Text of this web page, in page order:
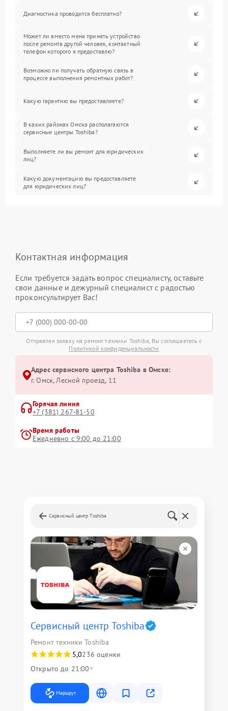
Диагностика проводится бесплатно?
Может ли вместо меня принять устройство
после ремонта другой человек, контактный
телефон которого я предоставлю?
Возможно ли получать обратную связь в
процессе выполнения ремонтных работ?
Какую гарантию вы предоставляете?
В каких районах Омска располагаются
сервисные центры Toshiba?
Выполняете ли вы ремонт для юридических
лиц?
Какую документацию вы предоставляете
для юридических лиц?
Контактная информация
Если требуется задать вопрос специалисту, оставьте
свои данные и дежурный специалист с радостью
проконсультирует Вас!
Отправляя заявку на ремонт техники Toshiba, Вы соглашаетесь с
Политикой конфиденциальности
Адрес сервисного центра Toshiba в Омске:
г. Омск, ​Лесной проезд, 11
Горячая линия
+7 (381) 267-81-50
Время работы
Ежедневно с 9:00 до 21:00
Сервисный центр Toshiba
Сервисный центр Toshiba
Ремонт техники Toshiba
5,0236 оценки
Открыто до 21:00
Маршрут